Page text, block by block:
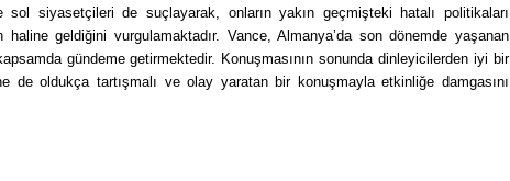
sol siyasetçileri de suçlayarak, onların yakın geçmişteki hatalı politikaları
haline geldiğini vurgulamaktadır. Vance, Almanya’da son dönemde yaşanan
gündeme getirmektedir. Konuşmasının sonunda dinleyicilerden iyi bir
de oldukça tartışmalı ve olay yaratan bir konuşmayla etkinliğe damgasını